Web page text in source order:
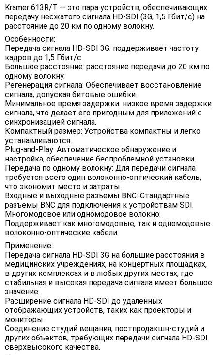
Kramer 613R/T — это пара устройств, обеспечивающих
передачу несжатого сигнала HD-SDI (3G, 1,5 Гбит/с) на
расстояние до 20 км по одному волокну.
Особенности:
Передача сигнала HD-SDI 3G: поддерживает частоту
кадров до 1,5 Гбит/с.
Большое расстояние: расстояние передачи до 20 км по
одному волокну.
Регенерация сигнала: Обеспечивает восстановление
сигнала, допуская битовые ошибки.
Минимальное время задержки: низкое время задержки
сигнала, что делает его пригодным для приложений с
синхронизацией сигнала.
Компактный размер: Устройства компактны и легко
устанавливаются.
Plug-and-Play: Автоматическое обнаружение и
настройка, обеспечение беспроблемной установки.
Передача по одному волокну: Для передачи сигнала
требуется всего один волоконно-оптический кабель,
что экономит место и затраты.
Входные и выходные разъемы BNC: Стандартные
разъемы BNC для подключения к устройствам SDI.
Многомодовое или одномодовое волокно:
Поддерживает как многомодовые, так и одномодовые
волоконно-оптические кабели.
Применение:
Передача сигнала HD-SDI 3G на большие расстояния в
медицинских учреждениях, на концертных площадках,
в других комплексах и в любых других местах, где
стабильная и высокая передача сигнала имеет большое
значение.
Расширение сигнала HD-SDI до удаленных
отображающих устройств, таких как проекторы и
мониторы.
Соединение студий вещания, постпродакшн-студий и
других объектов, требующих передачи сигнала HD-SDI
сверхвысокого качества.